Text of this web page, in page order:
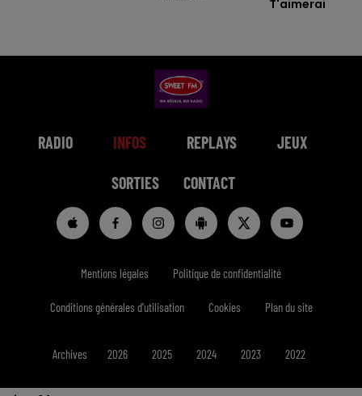
T'aimerai
RADIO INFOS REPLAYS JEUX
SORTIES CONTACT
Mentions légales Politique de confidentialité
Conditions générales d'utilisation Cookies Plan du site
Archives 2026 2025 2024 2023 2022